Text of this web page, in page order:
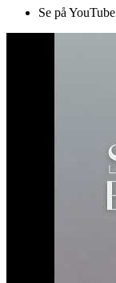
Se på YouTube